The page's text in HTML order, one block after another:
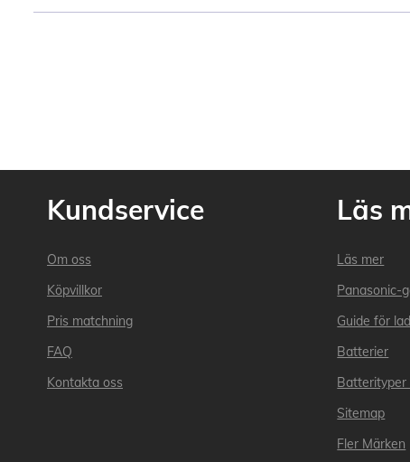
Kundservice
Om oss
Köpvillkor
Pris matchning
FAQ
Kontakta oss
Läs
Läs mer
Panasonic-
Guide för
Batterier
Batterityper
Sitemap
Fler Märken